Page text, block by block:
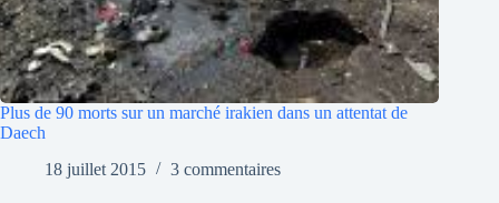
Plus de 90 morts sur un marché irakien dans un attentat de
Daech
18 juillet 2015
3 commentaires